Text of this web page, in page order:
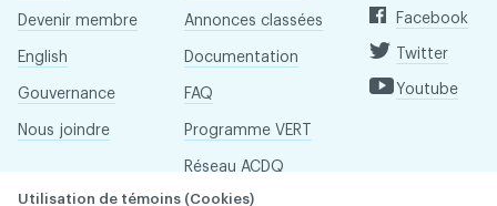
Devenir membre
English
Gouvernance
Nous joindre
Annonces classées
Documentation
FAQ
Programme VERT
Réseau ACDQ
Facebook
Twitter
Youtube
Utilisation de témoins (Cookies)